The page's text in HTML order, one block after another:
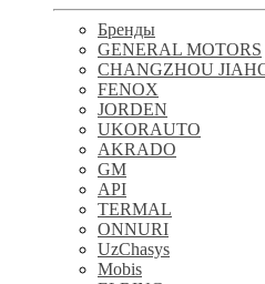
Бренды
GENERAL MOTORS
CHANGZHOU
FENOX
JORDEN
UKORAUTO
AKRADO
GM
API
TERMAL
ONNURI
UzChasys
Mobis